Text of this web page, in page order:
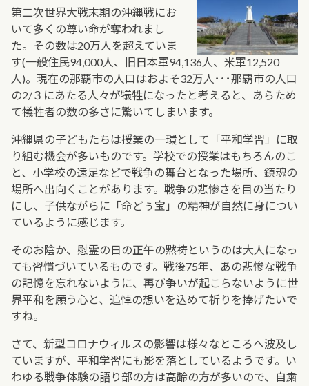
第二次世界大戦末期の沖縄戦にお
いて多くの尊い命が奪われまし
た。その数は20万人を超えていま
す(一般住民94,000人、旧日本軍94,136人、米軍12,520
人)。現在の那覇市の人口はおよそ32万人･･･那覇市の人口
の2/３にあたる人々が犠牲になったと考えると、あらため
て犠牲者の数の多さに驚いてしまいます。
沖縄県の子どもたちは授業の一環として「平和学習」に取
り組む機会が多いものです。学校での授業はもちろんのこ
と、小学校の遠足などで戦争の舞台となった場所、鎮魂の
場所へ出向くことがあります。戦争の悲惨さを目の当たり
にし、子供ながらに「命どぅ宝」の精神が自然に身につい
ているように感じます。
そのお陰か、慰霊の日の正午の黙祷というのは大人になっ
ても習慣づいているものです。戦後75年、あの悲惨な戦争
の記憶を忘れないように、再び争いが起こらないように世
界平和を願う心と、追悼の想いを込めて祈りを捧げたいで
すね。
さて、新型コロナウィルスの影響は様々なところへ波及し
ていますが、平和学習にも影を落としているようです。い
わゆる戦争体験の語り部の方は高齢の方が多いので、自粛